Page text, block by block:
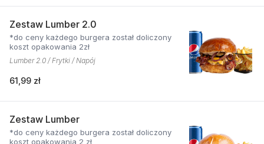
Zestaw Lumber 2.0
*do ceny każdego burgera został doliczony
koszt opakowania 2zł
Lumber 2.0 / Frytki / Napój
61,99 zł
Zestaw Lumber
*do ceny każdego burgera został doliczony
koszt opakowania 2 zł